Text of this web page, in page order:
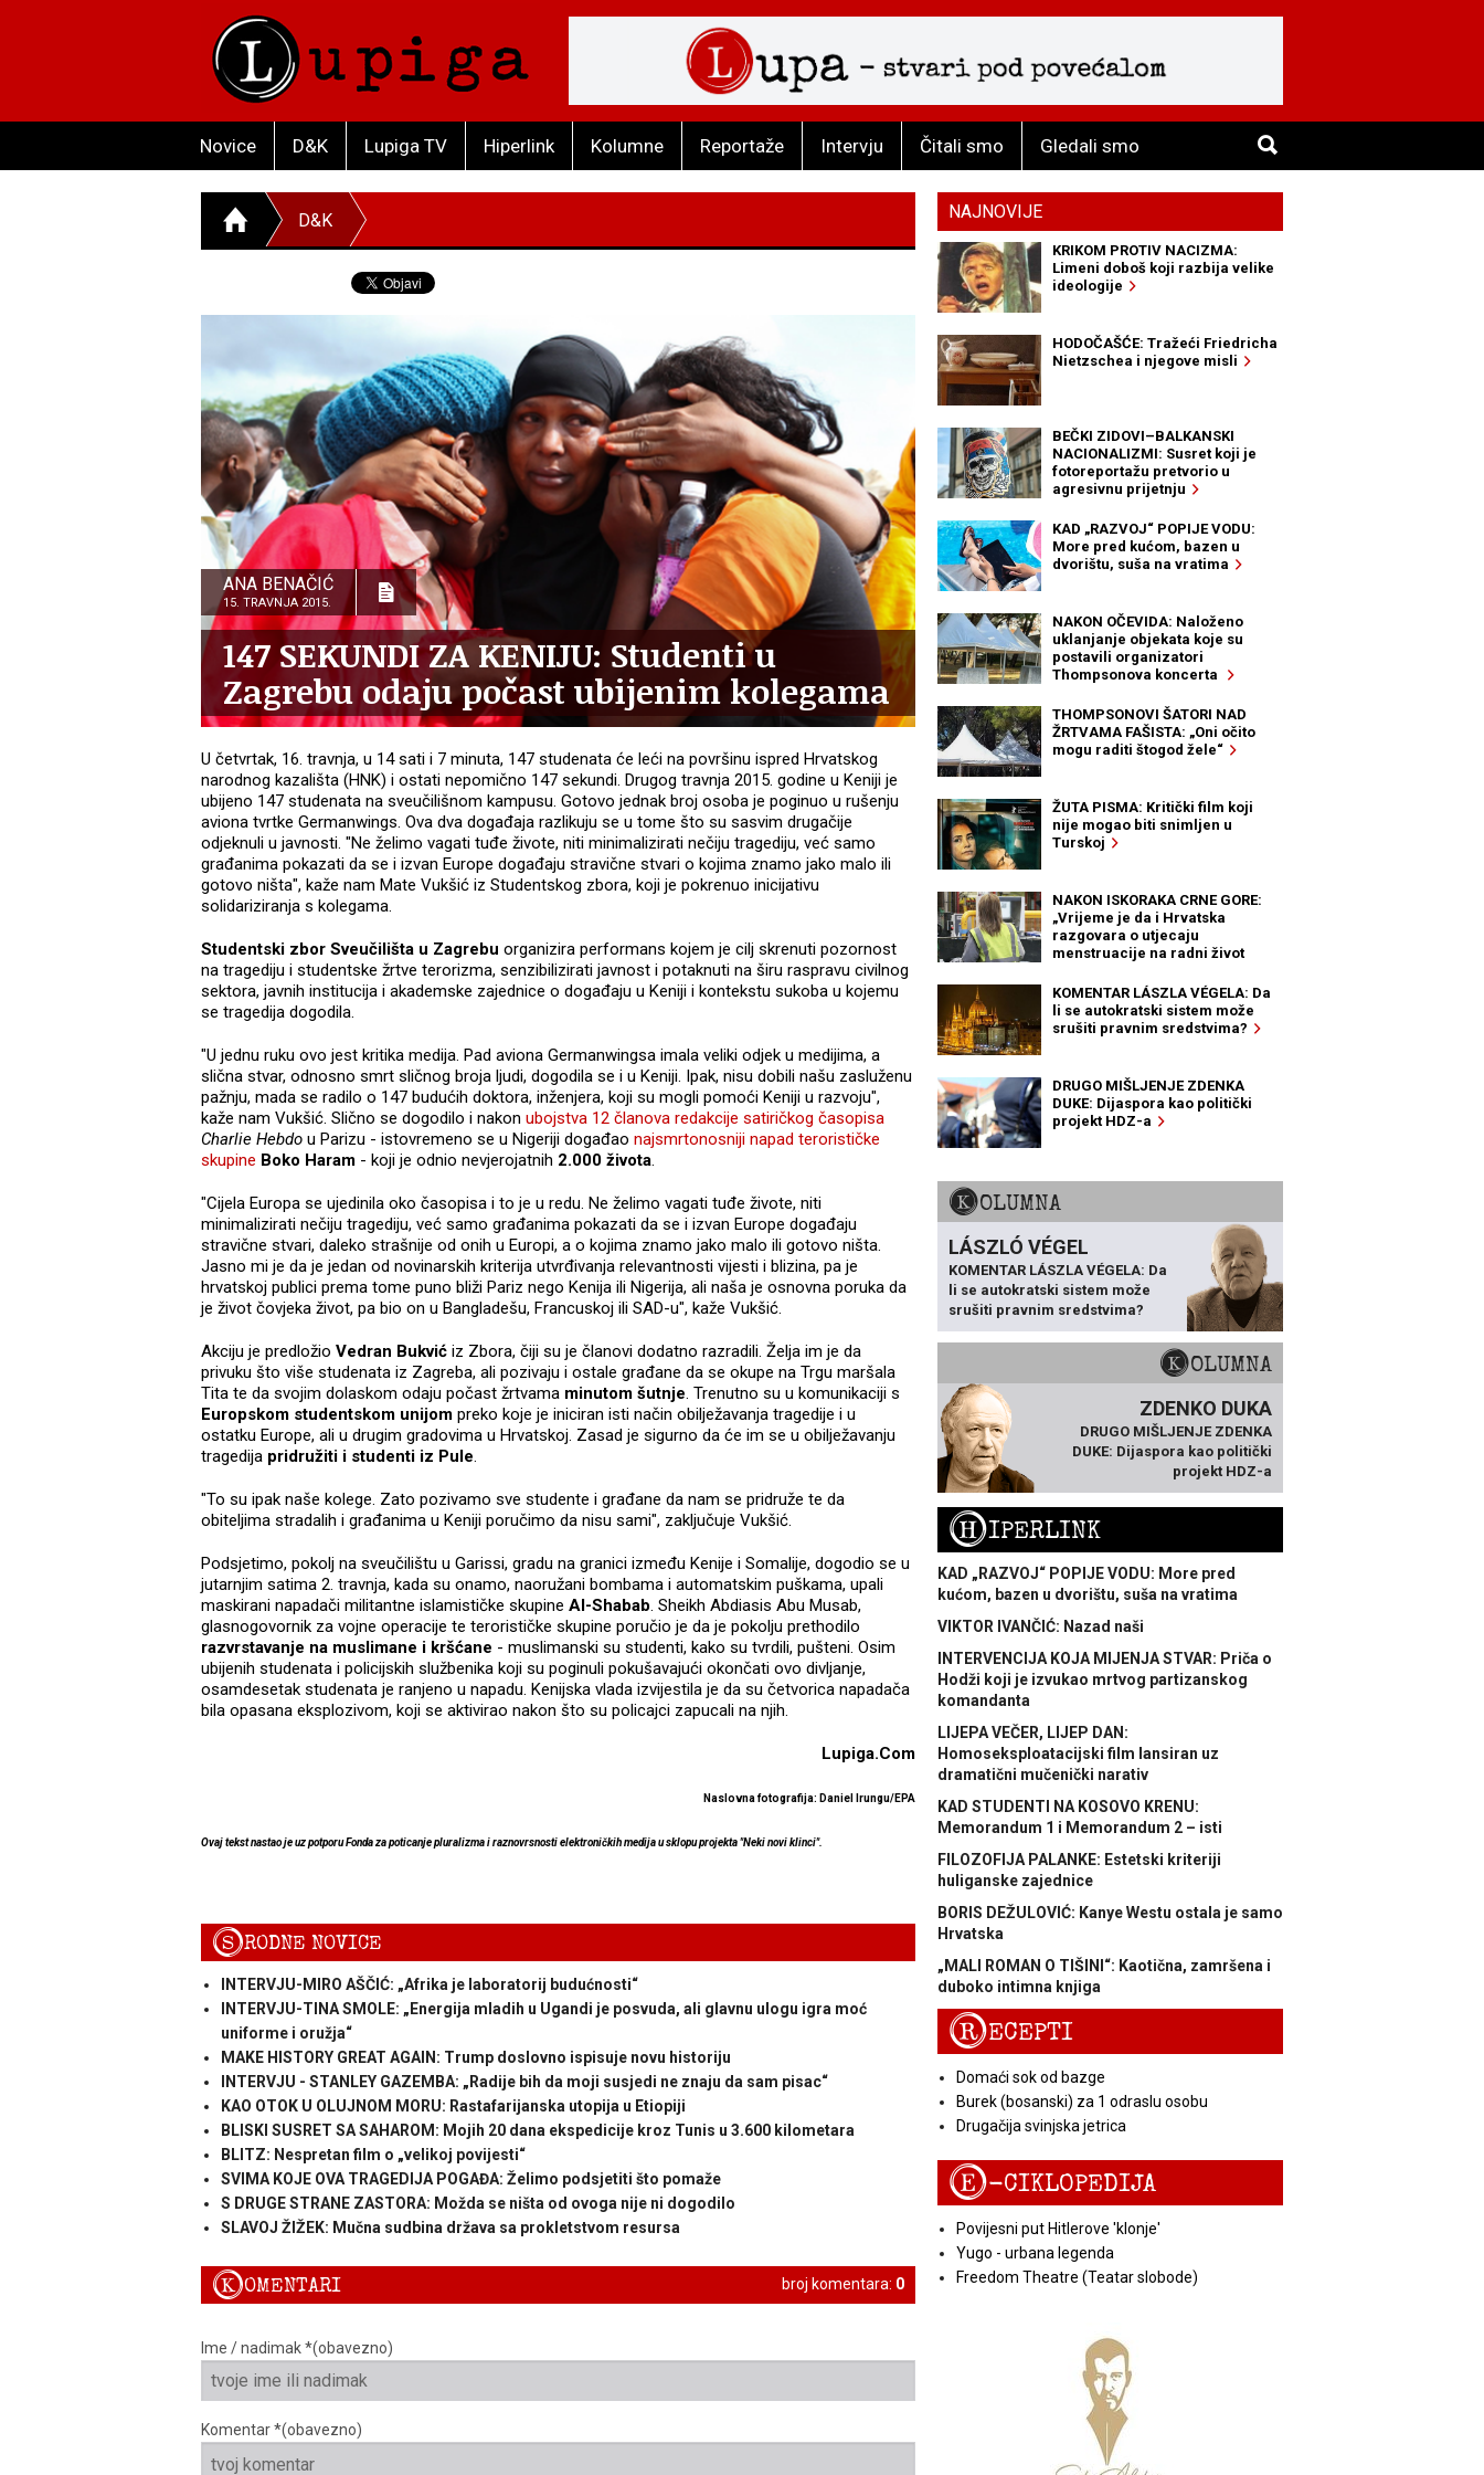
Novice D&K Lupiga TV Hiperlink Kolumne Reportaže Intervju Čitali smo Gledali smo
D&K
ANA BENAČIĆ
15. TRAVNJA 2015.
147 SEKUNDI ZA KENIJU: Studenti u
Zagrebu odaju počast ubijenim kolegama
U četvrtak, 16. travnja, u 14 sati i 7 minuta, 147 studenata će leći na površinu ispred Hrvatskog
narodnog kazališta (HNK) i ostati nepomično 147 sekundi. Drugog travnja 2015. godine u Keniji je
ubijeno 147 studenata na sveučilišnom kampusu. Gotovo jednak broj osoba je poginuo u rušenju
aviona tvrtke Germanwings. Ova dva događaja razlikuju se u tome što su sasvim drugačije
odjeknuli u javnosti. "Ne želimo vagati tuđe živote, niti minimalizirati nečiju tragediju, već samo
građanima pokazati da se i izvan Europe događaju stravične stvari o kojima znamo jako malo ili
gotovo ništa", kaže nam Mate Vukšić iz Studentskog zbora, koji je pokrenuo inicijativu
solidariziranja s kolegama.
Studentski zbor Sveučilišta u Zagrebu organizira performans kojem je cilj skrenuti pozornost
na tragediju i studentske žrtve terorizma, senzibilizirati javnost i potaknuti na širu raspravu civilnog
sektora, javnih institucija i akademske zajednice o događaju u Keniji i kontekstu sukoba u kojemu
se tragedija dogodila.
"U jednu ruku ovo jest kritika medija. Pad aviona Germanwingsa imala veliki odjek u medijima, a
slična stvar, odnosno smrt sličnog broja ljudi, dogodila se i u Keniji. Ipak, nisu dobili našu zasluženu
pažnju, mada se radilo o 147 budućih doktora, inženjera, koji su mogli pomoći Keniji u razvoju",
kaže nam Vukšić. Slično se dogodilo i nakon ubojstva 12 članova redakcije satiričkog časopisa
Charlie Hebdo u Parizu - istovremeno se u Nigeriji događao najsmrtonosniji napad terorističke
skupine Boko Haram - koji je odnio nevjerojatnih 2.000 života.
"Cijela Europa se ujedinila oko časopisa i to je u redu. Ne želimo vagati tuđe živote, niti
minimalizirati nečiju tragediju, već samo građanima pokazati da se i izvan Europe događaju
stravične stvari, daleko strašnije od onih u Europi, a o kojima znamo jako malo ili gotovo ništa.
Jasno mi je da je jedan od novinarskih kriterija utvrđivanja relevantnosti vijesti i blizina, pa je
hrvatskoj publici prema tome puno bliži Pariz nego Kenija ili Nigerija, ali naša je osnovna poruka da
je život čovjeka život, pa bio on u Bangladešu, Francuskoj ili SAD-u", kaže Vukšić.
Akciju je predložio Vedran Bukvić iz Zbora, čiji su je članovi dodatno razradili. Želja im je da
privuku što više studenata iz Zagreba, ali pozivaju i ostale građane da se okupe na Trgu maršala
Tita te da svojim dolaskom odaju počast žrtvama minutom šutnje. Trenutno su u komunikaciji s
Europskom studentskom unijom preko koje je iniciran isti način obilježavanja tragedije i u
ostatku Europe, ali u drugim gradovima u Hrvatskoj. Zasad je sigurno da će im se u obilježavanju
tragedija pridružiti i studenti iz Pule.
"To su ipak naše kolege. Zato pozivamo sve studente i građane da nam se pridruže te da
obiteljima stradalih i građanima u Keniji poručimo da nisu sami", zaključuje Vukšić.
Podsjetimo, pokolj na sveučilištu u Garissi, gradu na granici između Kenije i Somalije, dogodio se u
jutarnjim satima 2. travnja, kada su onamo, naoružani bombama i automatskim puškama, upali
maskirani napadači militantne islamističke skupine Al-Shabab. Sheikh Abdiasis Abu Musab,
glasnogovornik za vojne operacije te terorističke skupine poručio je da je pokolju prethodilo
razvrstavanje na muslimane i kršćane - muslimanski su studenti, kako su tvrdili, pušteni. Osim
ubijenih studenata i policijskih službenika koji su poginuli pokušavajući okončati ovo divljanje,
osamdesetak studenata je ranjeno u napadu. Kenijska vlada izvijestila je da su četvorica napadača
bila opasana eksplozivom, koji se aktivirao nakon što su policajci zapucali na njih.
Lupiga.Com
Naslovna fotografija: Daniel Irungu/EPA
Ovaj tekst nastao je uz potporu Fonda za poticanje pluralizma i raznovrsnosti elektroničkih medija u sklopu projekta "Neki novi klinci".
SRODNE NOVICE
INTERVJU-MIRO AŠČIĆ: „Afrika je laboratorij budućnosti“
INTERVJU-TINA SMOLE: „Energija mladih u Ugandi je posvuda, ali glavnu ulogu igra moć
uniforme i oružja“
MAKE HISTORY GREAT AGAIN: Trump doslovno ispisuje novu historiju
INTERVJU - STANLEY GAZEMBA: „Radije bih da moji susjedi ne znaju da sam pisac“
KAO OTOK U OLUJNOM MORU: Rastafarijanska utopija u Etiopiji
BLISKI SUSRET SA SAHAROM: Mojih 20 dana ekspedicije kroz Tunis u 3.600 kilometara
BLITZ: Nespretan film o „velikoj povijesti“
SVIMA KOJE OVA TRAGEDIJA POGAĐA: Želimo podsjetiti što pomaže
S DRUGE STRANE ZASTORA: Možda se ništa od ovoga nije ni dogodilo
SLAVOJ ŽIŽEK: Mučna sudbina država sa prokletstvom resursa
broj komentara: 0
KOMENTARI
Ime / nadimak *(obavezno)
Komentar *(obavezno)
NAJNOVIJE
KRIKOM PROTIV NACIZMA:
Limeni doboš koji razbija velike
ideologije
HODOČAŠĆE: Tražeći Friedricha
Nietzschea i njegove misli
BEČKI ZIDOVI–BALKANSKI
NACIONALIZMI: Susret koji je
fotoreportažu pretvorio u
agresivnu prijetnju
KAD „RAZVOJ“ POPIJE VODU:
More pred kućom, bazen u
dvorištu, suša na vratima
NAKON OČEVIDA: Naloženo
uklanjanje objekata koje su
postavili organizatori
Thompsonova koncerta
THOMPSONOVI ŠATORI NAD
ŽRTVAMA FAŠISTA: „Oni očito
mogu raditi štogod žele“
ŽUTA PISMA: Kritički film koji
nije mogao biti snimljen u
Turskoj
NAKON ISKORAKA CRNE GORE:
„Vrijeme je da i Hrvatska
razgovara o utjecaju
menstruacije na radni život
KOMENTAR LÁSZLA VÉGELA: Da
li se autokratski sistem može
srušiti pravnim sredstvima?
DRUGO MIŠLJENJE ZDENKA
DUKE: Dijaspora kao politički
projekt HDZ-a
KOLUMNA
LÁSZLÓ VÉGEL
KOMENTAR LÁSZLA VÉGELA: Da
li se autokratski sistem može
srušiti pravnim sredstvima?
KOLUMNA
ZDENKO DUKA
DRUGO MIŠLJENJE ZDENKA
DUKE: Dijaspora kao politički
projekt HDZ-a
HIPERLINK
KAD „RAZVOJ“ POPIJE VODU: More pred
kućom, bazen u dvorištu, suša na vratima
VIKTOR IVANČIĆ: Nazad naši
INTERVENCIJA KOJA MIJENJA STVAR: Priča o
Hodži koji je izvukao mrtvog partizanskog
komandanta
LIJEPA VEČER, LIJEP DAN:
Homoseksploatacijski film lansiran uz
dramatični mučenički narativ
KAD STUDENTI NA KOSOVO KRENU:
Memorandum 1 i Memorandum 2 – isti
FILOZOFIJA PALANKE: Estetski kriteriji
huliganske zajednice
BORIS DEŽULOVIĆ: Kanye Westu ostala je samo
Hrvatska
„MALI ROMAN O TIŠINI“: Kaotična, zamršena i
duboko intimna knjiga
RECEPTI
Domaći sok od bazge
Burek (bosanski) za 1 odraslu osobu
Drugačija svinjska jetrica
E-CIKLOPEDIJA
Povijesni put Hitlerove 'klonje'
Yugo - urbana legenda
Freedom Theatre (Teatar slobode)